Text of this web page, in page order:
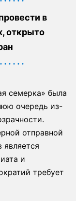
в
открыто
семерка» была
очередь из-
отправной
является
и
требует